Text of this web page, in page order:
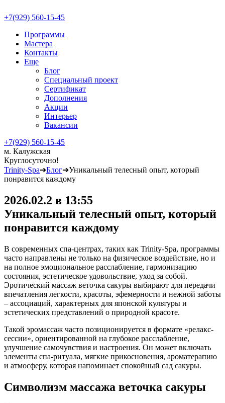
+7(929) 560-15-45
Программы
Мастера
Контакты
Еще
Блог
Специальный проект
Сертификат
Дополнения
Акции
Интерьер
Вакансии
+7(929) 560-15-45
м. Калужская
Круглосуточно!
Trinity-Spa➔Блог➔Уникальный телесный опыт, который
понравится каждому
2026.02.2 в 13:55
Уникальный телесный опыт, который
понравится каждому
В современных спа-центрах, таких как Trinity-Spa, программы
часто направлены не только на физическое воздействие, но и
на полное эмоциональное расслабление, гармонизацию
состояния, эстетическое удовольствие, уход за собой.
Эротический массаж веточка сакуры выбирают для передачи
впечатления легкости, красоты, эфемерности и нежной заботы
– ассоциаций, характерных для японской культуры и
эстетических представлений о природной красоте.
Такой эромассаж часто позиционируется в формате «релакс-
сессии», ориентированной на глубокое расслабление,
улучшение самочувствия и настроения. Он может включать
элементы спа-ритуала, мягкие прикосновения, ароматерапию
и атмосферу, которая напоминает спокойный сад сакуры.
Символизм массажа веточка сакуры